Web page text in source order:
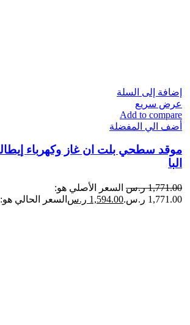
إضافة إلى السلة
عرض سريع
Add to compare
أضف الي المفضلة
البا
1,771.00 ر.س السعر الأصلي هو:
1,771.00 ر.س.
1,594.00 ر.س السعر الحالي هو: 1,594.00 ر.س.